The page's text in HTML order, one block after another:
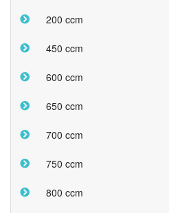
200 ccm
450 ccm
600 ccm
650 ccm
700 ccm
750 ccm
800 ccm